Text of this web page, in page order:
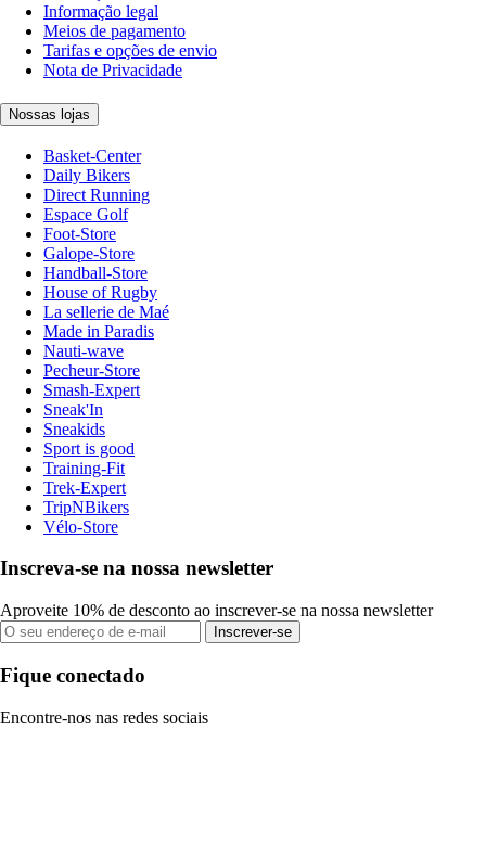
Informação legal
Meios de pagamento
Tarifas e opções de envio
Nota de Privacidade
Nossas lojas
Basket-Center
Daily Bikers
Direct Running
Espace Golf
Foot-Store
Galope-Store
Handball-Store
House of Rugby
La sellerie de Maé
Made in Paradis
Nauti-wave
Pecheur-Store
Smash-Expert
Sneak'In
Sneakids
Sport is good
Training-Fit
Trek-Expert
TripNBikers
Vélo-Store
Inscreva-se na nossa newsletter
Aproveite 10% de desconto ao inscrever-se na nossa newsletter
Inscrever-se
Fique conectado
Encontre-nos nas redes sociais